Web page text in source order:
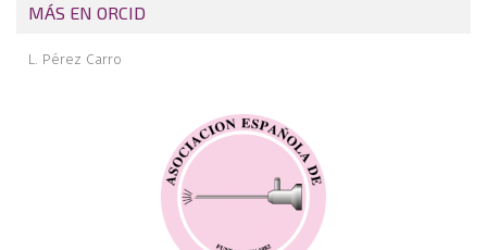
MÁS EN ORCID
L. Pérez Carro